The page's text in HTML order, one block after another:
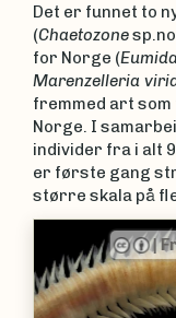
Det er funnet to
(Chaetozone
for Norge (
Marenzelleria
fremmed art
Norge. I
individer fra i alt
er første gang
større skala på